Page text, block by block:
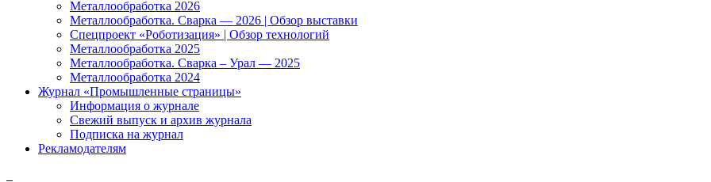
Металлообработка 2026
Металлообработка. Сварка — 2026 | Обзор выставки
Спецпроект «Роботизация» | Обзор технологий
Металлообработка 2025
Металлообработка. Сварка – Урал — 2025
Металлообработка 2024
Журнал «Промышленные страницы»
Информация о журнале
Свежий выпуск и архив журнала
Подписка на журнал
Рекламодателям